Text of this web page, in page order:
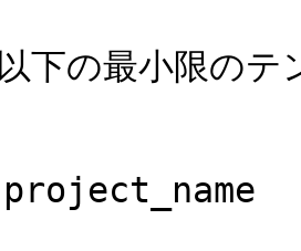
下の最小限の